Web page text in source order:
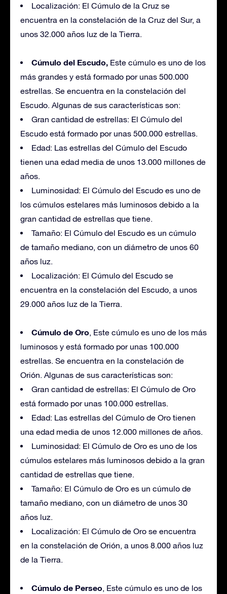
Localización: El Cúmulo de la Cruz se
encuentra en la constelación de la Cruz del Sur, a
unos 32.000 años luz de la Tierra.
Cúmulo del Escudo, Este cúmulo es uno de los
más grandes y está formado por unas 500.000
estrellas. Se encuentra en la constelación del
Escudo. Algunas de sus características son:
Gran cantidad de estrellas: El Cúmulo del
Escudo está formado por unas 500.000 estrellas.
Edad: Las estrellas del Cúmulo del Escudo
tienen una edad media de unos 13.000 millones de
años.
Luminosidad: El Cúmulo del Escudo es uno de
los cúmulos estelares más luminosos debido a la
gran cantidad de estrellas que tiene.
Tamaño: El Cúmulo del Escudo es un cúmulo
de tamaño mediano, con un diámetro de unos 60
años luz.
Localización: El Cúmulo del Escudo se
encuentra en la constelación del Escudo, a unos
29.000 años luz de la Tierra.
Cúmulo de Oro, Este cúmulo es uno de los más
luminosos y está formado por unas 100.000
estrellas. Se encuentra en la constelación de
Orión. Algunas de sus características son:
Gran cantidad de estrellas: El Cúmulo de Oro
está formado por unas 100.000 estrellas.
Edad: Las estrellas del Cúmulo de Oro tienen
una edad media de unos 12.000 millones de años.
Luminosidad: El Cúmulo de Oro es uno de los
cúmulos estelares más luminosos debido a la gran
cantidad de estrellas que tiene.
Tamaño: El Cúmulo de Oro es un cúmulo de
tamaño mediano, con un diámetro de unos 30
años luz.
Localización: El Cúmulo de Oro se encuentra
en la constelación de Orión, a unos 8.000 años luz
de la Tierra.
Cúmulo de Perseo, Este cúmulo es uno de los